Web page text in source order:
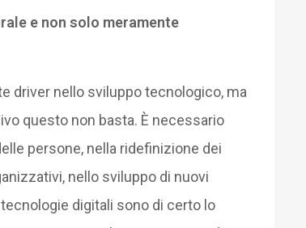
e non solo meramente
driver nello sviluppo tecnologico, ma
questo non basta. È necessario
persone, nella ridefinizione dei
nello sviluppo di nuovi
tecnologie digitali sono di certo lo